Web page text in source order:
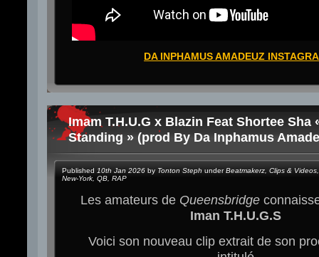
DA INPHAMUS AMADEUZ
Imam T.H.U.G x Blazin Feat Shortee Sha
Standing » (prod By Da Inphamus
Published 10th Jan 2026 by Tonton Steph underBeatmakerz Clips & Videos
New-York QB RAP
Les amateurs de Queensbridge
Iman T.H.U.G.S
Voici son nouveau clip extrait de son